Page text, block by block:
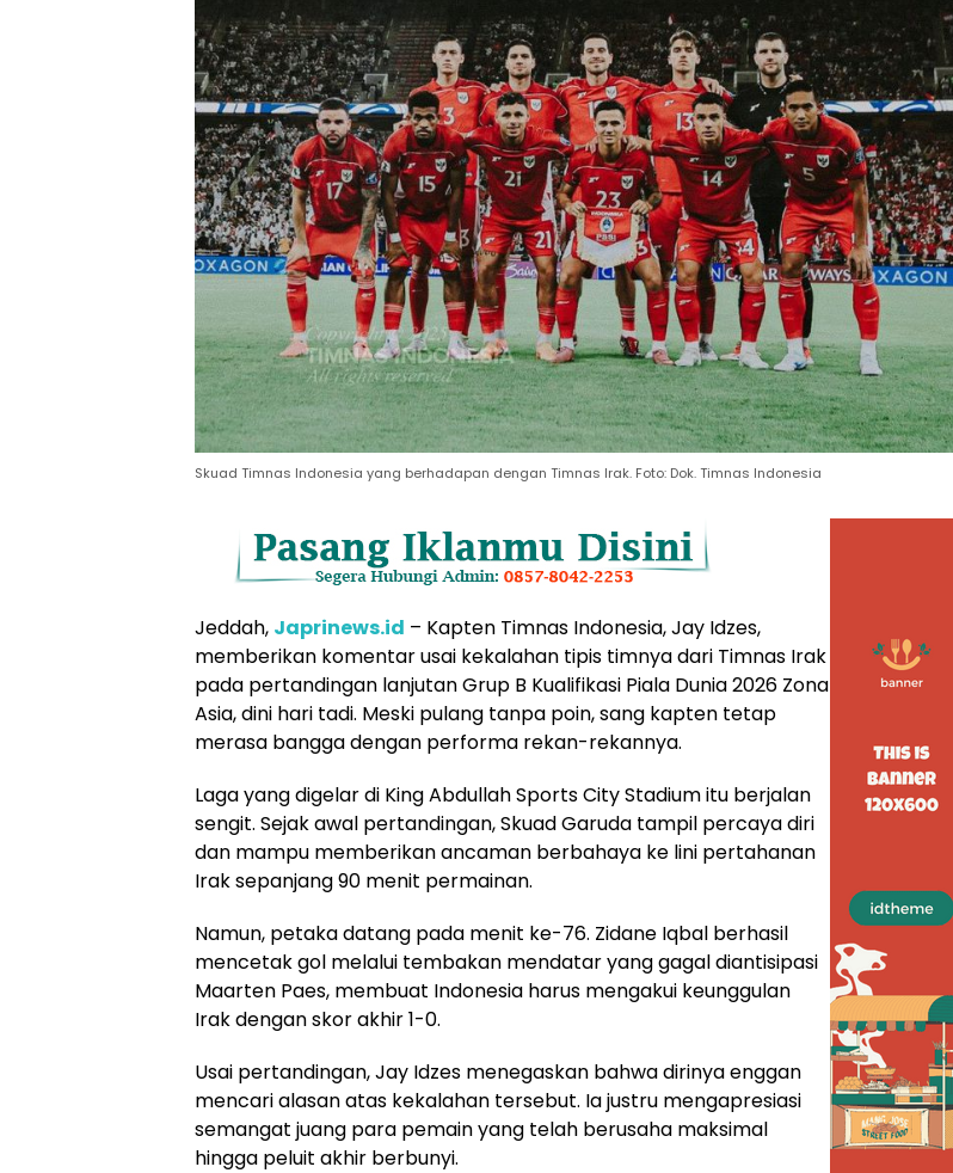
Skuad Timnas Indonesia yang berhadapan dengan Timnas Irak. Foto: Dok. Timnas Indonesia
Jeddah, Japrinews.id – Kapten Timnas Indonesia, Jay Idzes,
memberikan komentar usai kekalahan tipis timnya dari Timnas Irak
pada pertandingan lanjutan Grup B Kualifikasi Piala Dunia 2026 Zona
Asia, dini hari tadi. Meski pulang tanpa poin, sang kapten tetap
merasa bangga dengan performa rekan-rekannya.
Laga yang digelar di King Abdullah Sports City Stadium itu berjalan
sengit. Sejak awal pertandingan, Skuad Garuda tampil percaya diri
dan mampu memberikan ancaman berbahaya ke lini pertahanan
Irak sepanjang 90 menit permainan.
Namun, petaka datang pada menit ke-76. Zidane Iqbal berhasil
mencetak gol melalui tembakan mendatar yang gagal diantisipasi
Maarten Paes, membuat Indonesia harus mengakui keunggulan
Irak dengan skor akhir 1-0.
Usai pertandingan, Jay Idzes menegaskan bahwa dirinya enggan
mencari alasan atas kekalahan tersebut. Ia justru mengapresiasi
semangat juang para pemain yang telah berusaha maksimal
hingga peluit akhir berbunyi.